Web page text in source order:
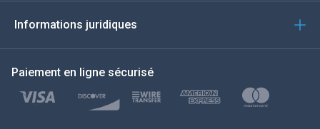
Türkçe
Polski
Informations juridiques
Paiement en ligne sécurisé